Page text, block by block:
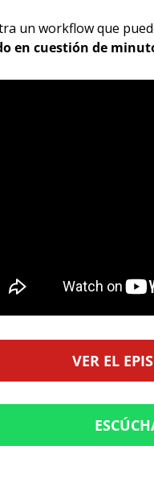
un workflow que
en cuestión de
VER EL